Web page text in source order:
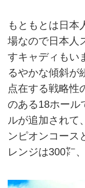
もともとは日本
場なので日本人
すキャディもい
るやかな傾斜が
点在する戦略性
のある18ホール
ルが追加されて
ンピオンコース
レンジは300㍎